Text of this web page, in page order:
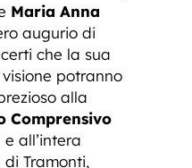
Maria Anna
augurio di
che la sua
potranno
alla
Comprensivo
e all’intera
Tramonti,